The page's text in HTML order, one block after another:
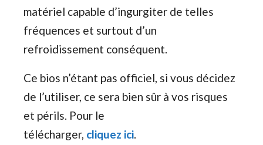
matériel capable d’ingurgiter de telles
fréquences et surtout d’un
refroidissement conséquent.
Ce bios n’étant pas officiel, si vous décidez
de l’utiliser, ce sera bien sûr à vos risques
et périls. Pour le
télécharger, cliquez ici.